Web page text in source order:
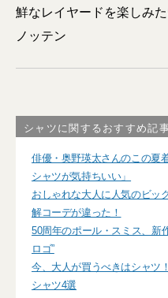
鮮なレイヤードを楽しみ
ノッテン
シャツに関するおすすめ記
俳優・奥野瑛太さんのこの夏
シャツが気持ちいい」
おしゃれな大人に人気のビッ
解コーデが違った！
50周年のポール・スミス、新
ロゴ”
今、大人が買うべきはシャツ
シャツ4選